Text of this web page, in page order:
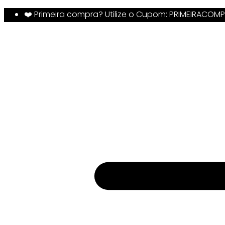
❤️ Primeira compra? Utilize o Cupom: